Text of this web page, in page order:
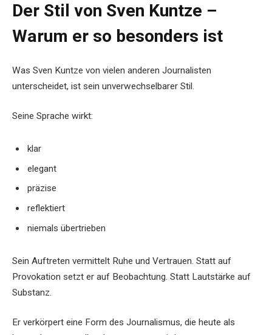
Der Stil von Sven Kuntze –
Warum er so besonders ist
Was Sven Kuntze von vielen anderen Journalisten
unterscheidet, ist sein unverwechselbarer Stil.
Seine Sprache wirkt:
klar
elegant
präzise
reflektiert
niemals übertrieben
Sein Auftreten vermittelt Ruhe und Vertrauen. Statt auf
Provokation setzt er auf Beobachtung. Statt Lautstärke auf
Substanz.
Er verkörpert eine Form des Journalismus, die heute als